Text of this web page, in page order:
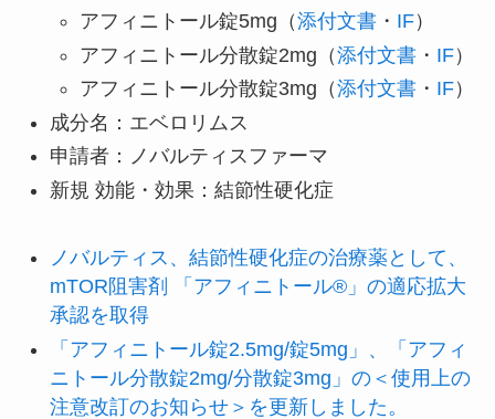
アフィニトール錠5mg（添付文書・ IF）
アフィニトール分散錠2mg（添付文書・ IF）
アフィニトール分散錠3mg（添付文書・ IF）
成分名：エベロリムス
申請者：ノバルティスファーマ
新規 効能・効果：結節性硬化症
ノバルティス、結節性硬化症の治療薬として、
mTOR阻害剤 「アフィニトール®」の適応拡大
承認を取得
「アフィニトール錠2.5mg/錠5mg」、「アフィ
ニトール分散錠2mg/分散錠3mg」の＜使用上の
注意改訂のお知らせ＞を更新しました。